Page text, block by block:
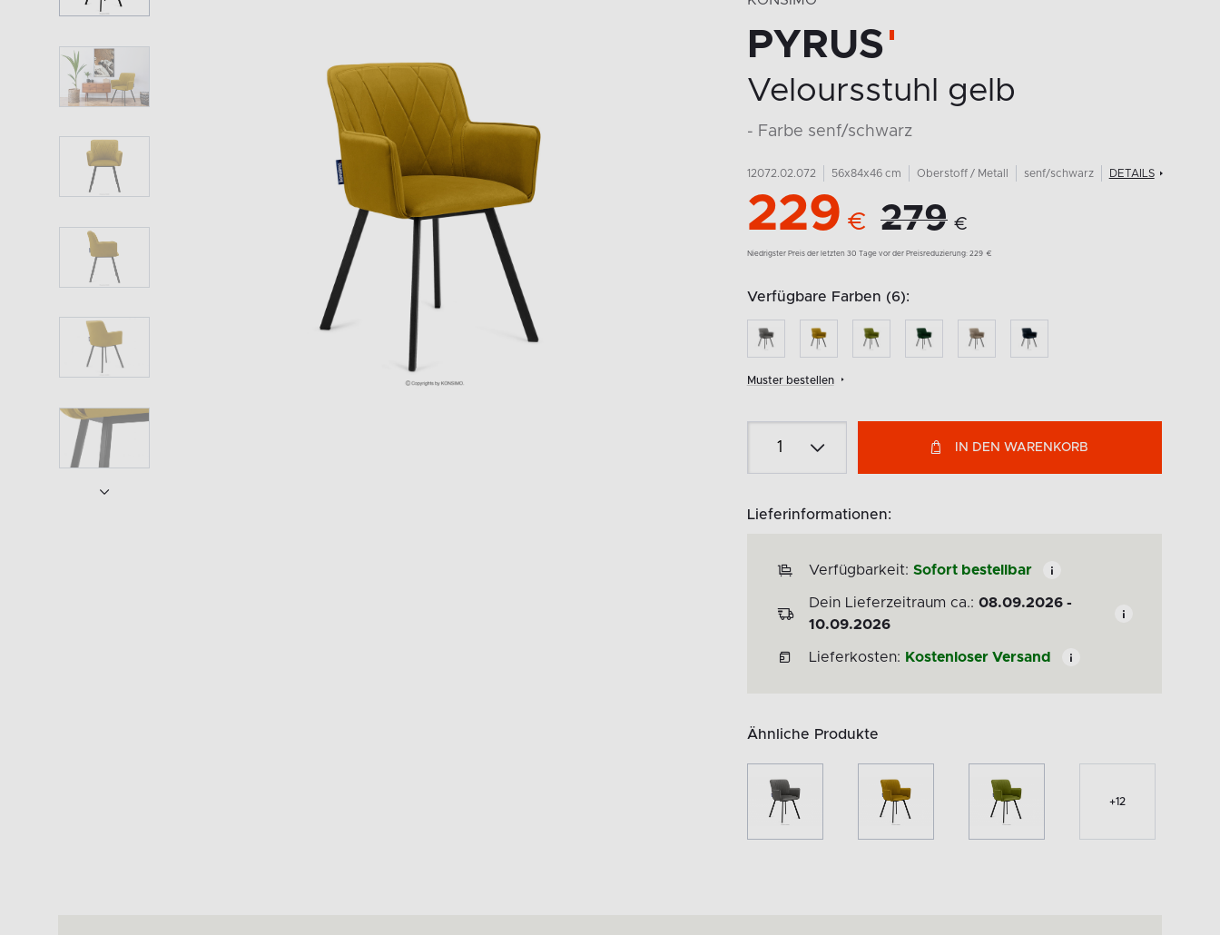
PYRUS
Veloursstuhl gelb
- Farbe senf/schwarz
12072.02.072 56x84x46 cm Oberstoff / Metall senf/schwarz DETAILS
229 € 279 €
Niedrigster Preis der letzten 30 Tage vor der Preisreduzierung: 229 €
Verfügbare Farben (6):
Muster bestellen
IN DEN WARENKORB
Lieferinformationen:
Verfügbarkeit: Sofort bestellbar
Dein Lieferzeitraum ca.: 08.09.2026 -
10.09.2026
Lieferkosten: Kostenloser Versand
Ähnliche Produkte
+12